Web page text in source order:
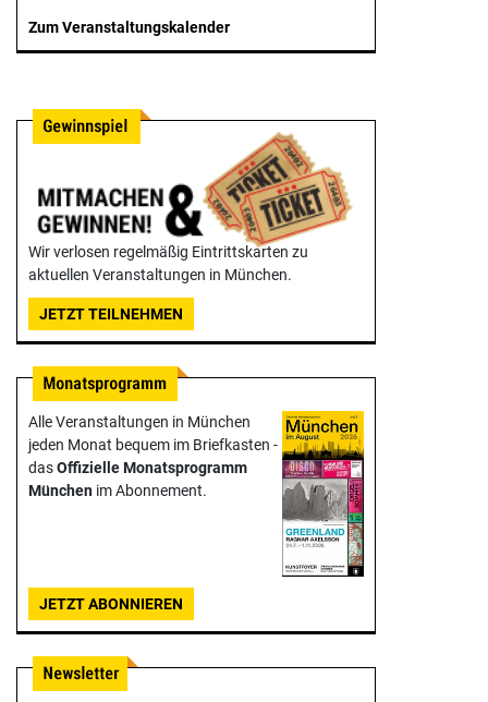
Zum Veranstaltungskalender
Wir verlosen regelmäßig Eintrittskarten zu
aktuellen Veranstaltungen in München.
JETZT TEILNEHMEN
Alle Veranstaltungen in München
jeden Monat bequem im Briefkasten -
dasOffizielle Monats­programm
München im Abonnement.
JETZT ABONNIEREN